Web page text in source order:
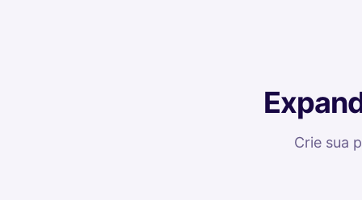
Crie sua